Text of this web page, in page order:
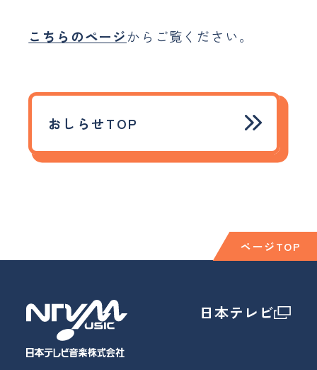
こちらのページからご覧ください。
おしらせTOP
ページTOP
日本テレビ